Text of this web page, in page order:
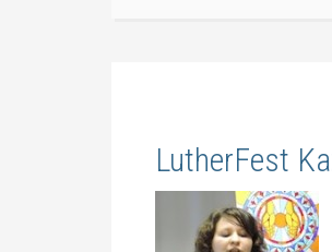
LutherFest